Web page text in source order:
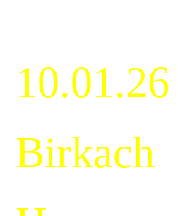
10.01.26
Birkach